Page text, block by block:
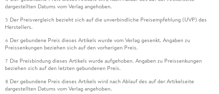
dargestellten Datums vom Verlag angehoben.
5 Der Preisvergleich bezieht sich auf die unverbindliche Preisempfehlung (UVP) des
Herstellers.
6 Der gebundene Preis dieses Artikels wurde vom Verlag gesenkt. Angaben zu
Preissenkungen beziehen sich auf den vorherigen Preis.
7 Die Preisbindung dieses Artikels wurde aufgehoben. Angaben zu Preissenkungen
beziehen sich auf den letzten gebundenen Preis.
8 Der gebundene Preis dieses Artikels wird nach Ablauf des auf der Artikelseite
dargestellten Datums vom Verlag angehoben.